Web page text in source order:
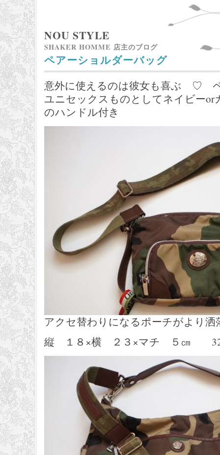
NOU STYLE
SHAKER HOMME 店主のブログ
ペアーショルダーバッグ
意外に使えるのは彼女も喜ぶ ♡
ユニセックスものとしてネイビーor
のハンドル付き
アクセ替わりになるポーチがより
縦 １８×横 ２３×マチ ５㎝